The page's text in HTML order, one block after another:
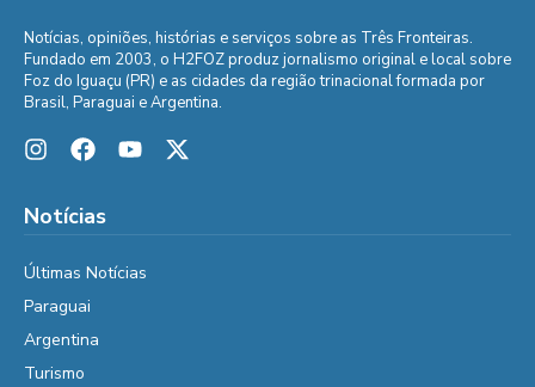
Notícias, opiniões, histórias e serviços sobre as Três Fronteiras.
Fundado em 2003, o H2FOZ produz jornalismo original e local sobre
Foz do Iguaçu (PR) e as cidades da região trinacional formada por
Brasil, Paraguai e Argentina.
Notícias
Últimas Notícias
Paraguai
Argentina
Turismo